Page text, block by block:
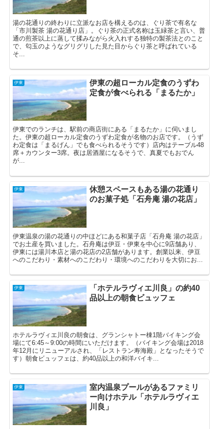
湯の花通りの終わりに立派なお店を構えるのは、ぐり茶で有名な
「市川製茶 湯の花通り店」。ぐり茶の正式名称は玉緑茶と言い、普
通の煎茶以上に蒸して揉みながら火入れする独特の製茶法とのこと
で、匂玉のようなグリグリした見た目からぐり茶と呼ばれている
そ...
伊東
伊東の超ローカル定食のうずわ
定食が食べられる「まるたか」
伊東でのランチは、駅前の商店街にある「まるたか」に伺いまし
た。伊東の超ローカル定食のうずわ定食が名物のお店です。（うず
わ定食は「まるげん」でも食べられるそうです）店内はテーブル48
席＋カウンター3席。夜は居酒屋になるそうで、真夏でもおでん
が...
伊東
休憩スペースもある湯の花通り
のお菓子処「石舟庵 湯の花店」
伊東温泉の湯の花通りの中ほどにある和菓子店「石舟庵 湯の花店」
でお土産を買いました。石舟庵は伊豆・伊東を中心に9店舗あり、
伊東には湯川本店と湯の花店の2店舗があります。創業以来、伊豆
へのこだわり・素材へのこだわり・環境へのこだわりを大切にお...
伊東
「ホテルラヴィエ川良」の約40
品以上の朝食ビュッフェ
ホテルラヴィエ川良の朝食は、グランシャトー棟1階バイキング会
場にて6:45～9:00の時間にいただけます。（バイキング会場は2018
年12月にリニューアルされ、「レストラン寿海殿」となったそうで
す）朝食ビュッフェは、約40品以上の和洋バイキ...
伊東
室内温泉プールがあるファミリ
ー向けホテル「ホテルラヴィエ
川良」